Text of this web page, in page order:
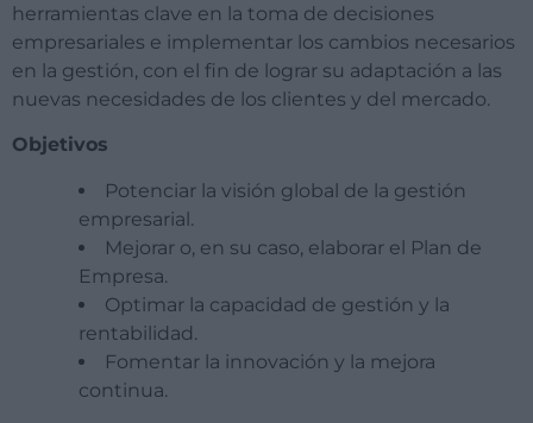
herramientas clave en la toma de decisiones
empresariales e implementar los cambios necesarios
en la gestión, con el fin de lograr su adaptación a las
nuevas necesidades de los clientes y del mercado.
Objetivos
Potenciar la visión global de la gestión
empresarial.
Mejorar o, en su caso, elaborar el Plan de
Empresa.
Optimar la capacidad de gestión y la
rentabilidad.
Fomentar la innovación y la mejora
continua.